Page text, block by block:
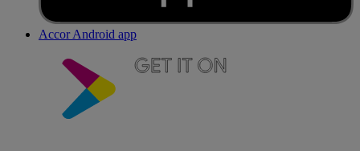
Accor Android app